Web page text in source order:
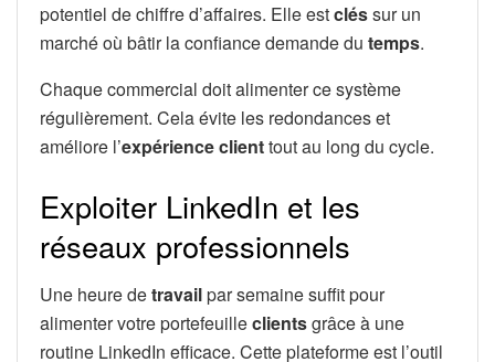
potentiel de chiffre d’affaires. Elle estcléssur un
marché où bâtir la confiance demande du temps.
Chaque commercial doit alimenter ce système
régulièrement. Cela évite les redondances et
améliore l’expérienceclienttout au long du cycle.
Exploiter LinkedIn et les
réseaux professionnels
Une heure detravailpar semaine suffit pour
alimenter votre portefeuilleclientsgrâce à une
routine LinkedIn efficace. Cette plateforme est l’outil